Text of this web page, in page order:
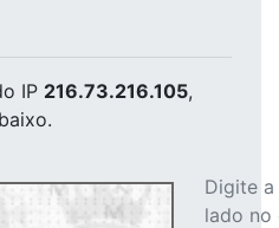
IP 216.73.216.105,
Digite
lado no